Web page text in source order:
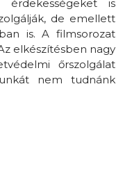
is
de emellett
is. A filmsorozat
elkészítésben nagy
őrszolgálat
nem tudnánk